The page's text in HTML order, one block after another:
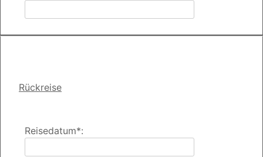
Rückreise
Reisedatum*: